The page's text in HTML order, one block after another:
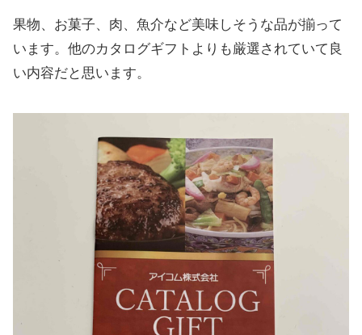
果物、お菓子、肉、魚介など美味しそうな品が揃って
います。他のカタログギフトよりも厳選されていて良
い内容だと思います。